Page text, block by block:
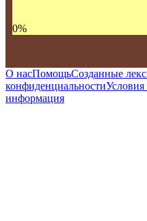
0%
О насПомощьСозданные
конфиденциальностиУсловия
информация